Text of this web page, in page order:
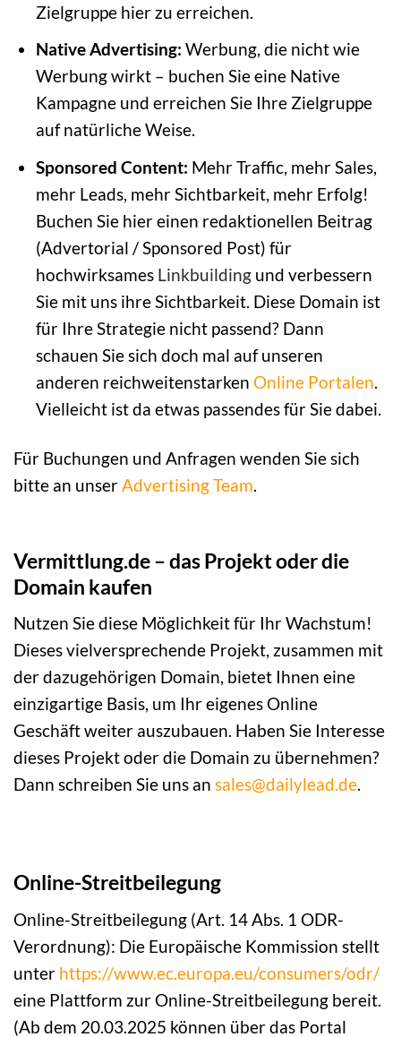
Zielgruppe hier zu erreichen.
Native Advertising: Werbung, die nicht wie
Werbung wirkt – buchen Sie eine Native
Kampagne und erreichen Sie Ihre Zielgruppe
auf natürliche Weise.
Sponsored Content: Mehr Traffic, mehr Sales,
mehr Leads, mehr Sichtbarkeit, mehr Erfolg!
Buchen Sie hier einen redaktionellen Beitrag
(Advertorial / Sponsored Post) für
hochwirksames Linkbuildingund verbessern
Sie mit uns ihre Sichtbarkeit. Diese Domain ist
für Ihre Strategie nicht passend? Dann
schauen Sie sich doch mal auf unseren
anderen reichweitenstarken Online Portalen.
Vielleicht ist da etwas passendes für Sie dabei.
Für Buchungen und Anfragen wenden Sie sich
bitte an unserAdvertising Team.
Vermittlung.de – das Projekt oder die
Domain kaufen
Nutzen Sie diese Möglichkeit für Ihr Wachstum!
Dieses vielversprechende Projekt, zusammen mit
der dazugehörigen Domain, bietet Ihnen eine
einzigartige Basis, um Ihr eigenes Online
Geschäft weiter auszubauen. Haben Sie Interesse
dieses Projekt oder die Domain zu übernehmen?
Dann schreiben Sie uns an sales@dailylead.de.
Online-Streitbeilegung
Online-Streitbeilegung (Art. 14 Abs. 1 ODR-
Verordnung): Die Europäische Kommission stellt
unter https://www.ec.europa.eu/consumers/odr/
eine Plattform zur Online-Streitbeilegung bereit.
(Ab dem 20.03.2025 können über das Portal